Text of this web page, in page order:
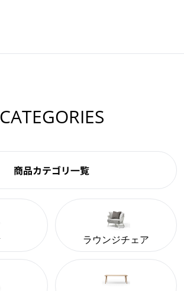
CATEGORIES
商品カテゴリ一覧
ラウンジチェア